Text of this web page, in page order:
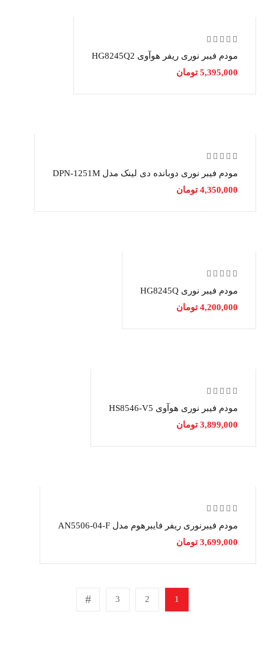
مودم فیبر نوری ریفر هوآوی HG8245Q2
5,395,000 تومان
مودم فیبر نوری دوبانده دی لینک مدل DPN-1251M
4,350,000 تومان
مودم فیبر نوری HG8245Q
4,200,000 تومان
مودم فیبر نوری هوآوی HS8546-V5
3,899,000 تومان
مودم فیبرنوری ریفر فایبرهوم مدل AN5506-04-F
3,699,000 تومان
1
2
3